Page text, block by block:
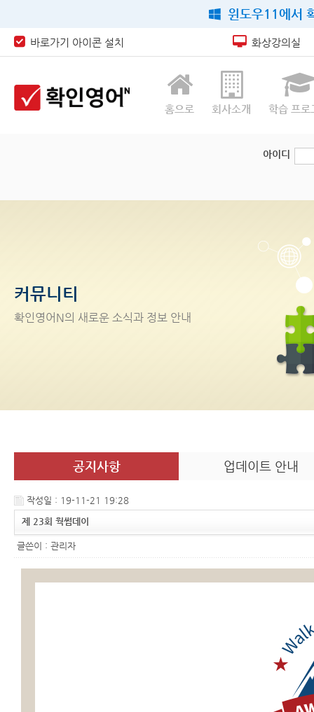
윈도우11에서
바로가기 아이콘 설치 화상강의실
홈으로 회사소개 학습 프로
아이디
커뮤니티
확인영어 N의 새로운 소식과 정보 안내
공지사항 업데이트 안내
작성일 : 19-11-21 19:28
제 23회 웍썸데이
글쓴이 : 관리자